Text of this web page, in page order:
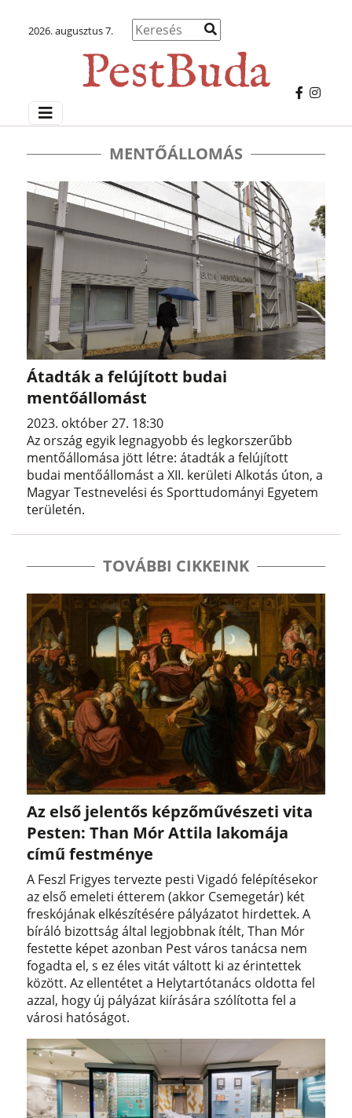
2026. augusztus 7.
MENTŐÁLLOMÁS
Átadták a felújított budai
mentőállomást
2023. október 27. 18:30
Az ország egyik legnagyobb és legkorszerűbb
mentőállomása jött létre: átadták a felújított
budai mentőállomást a XII. kerületi Alkotás úton, a
Magyar Testnevelési és Sporttudományi Egyetem
területén.
TOVÁBBI CIKKEINK
Az első jelentős képzőművészeti vita
Pesten: Than Mór Attila lakomája
című festménye
A Feszl Frigyes tervezte pesti Vigadó felépítésekor
az első emeleti étterem (akkor Csemegetár) két
freskójának elkészítésére pályázatot hirdettek. A
bíráló bizottság által legjobbnak ítélt, Than Mór
festette képet azonban Pest város tanácsa nem
fogadta el, s ez éles vitát váltott ki az érintettek
között. Az ellentétet a Helytartótanács oldotta fel
azzal, hogy új pályázat kiírására szólította fel a
városi hatóságot.